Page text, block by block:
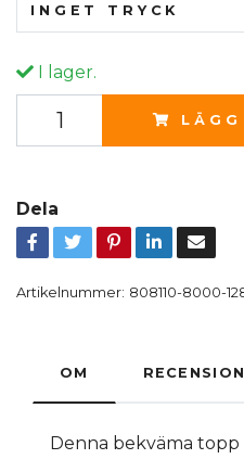
INGET TRYCK
I lager.
Dela
Artikelnummer: 808110-8000-
OM
Denna bekväma topp